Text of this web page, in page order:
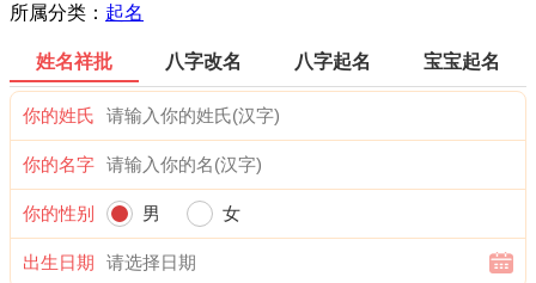
所属分类： 起名
姓名祥批 八字改名 八字起名 宝宝起名
你的姓氏
你的名字
你的性别 男 女
出生日期